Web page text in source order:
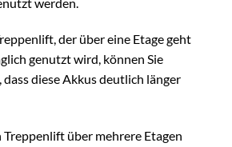
der über eine Etage geht
genutzt wird, können Sie
dass diese Akkus deutlich länger
Treppenlift über mehrere Etagen